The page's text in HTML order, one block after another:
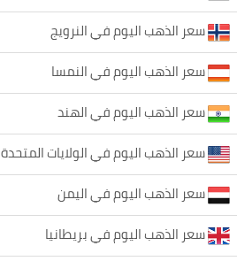
سعر الذهب اليوم في النرويج
سعر الذهب اليوم في النمسا
سعر الذهب اليوم في الهند
سعر الذهب اليوم في الولايات المتحدة
سعر الذهب اليوم في اليمن
سعر الذهب اليوم في بريطانيا